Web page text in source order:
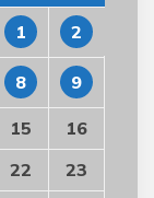
1 2
8 9
15
16
22
23